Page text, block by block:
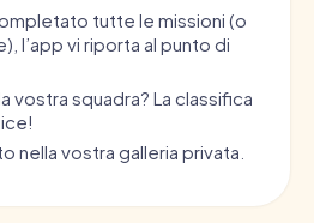
tutte le missioni (o
l’app vi riporta al punto di
vostra squadra? La classifica
nella vostra galleria privata.